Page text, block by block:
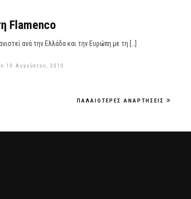
Flamenco
ανά την Ελλάδα και την Ευρώπη με τη […]
10 Αυγούστου, 2010
ΠΑΛΑΙΌΤΕΡΕΣ ΑΝΑΡΤΉΣΕΙΣ